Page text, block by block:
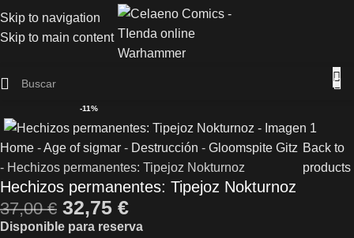
Skip to navigation
Skip to main content
-11%
Home -Age of sigmar - Destrucción - Gloomspite Gitz
- Hechizos permanentes: Tipejoz Nokturnoz
Back to
products
Hechizos permanentes: Tipejoz Nokturnoz
37,00€ 32,75 €
Disponible para reserva